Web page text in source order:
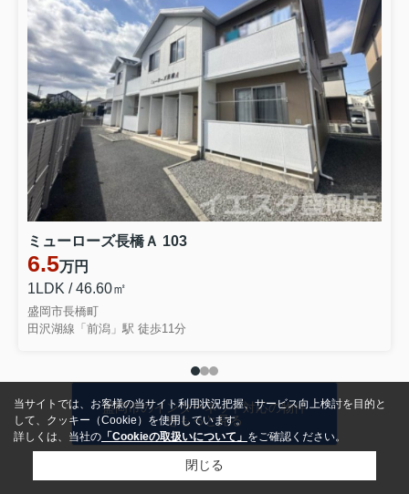
ミューローズ長橋Ａ 103
6.5万円
1LDK / 46.60㎡
盛岡市長橋町
田沢湖線「前潟」駅 徒歩11分
盛岡市のインターネット対応の物件
をもっと見る
当サイトでは、お客様の当サイト利用状況把握、サービス向上検討を目的と
して、クッキー（Cookie）を使用しています。
詳しくは、当社の 「Cookieの取扱いについて」 をご確認ください。
閉じる